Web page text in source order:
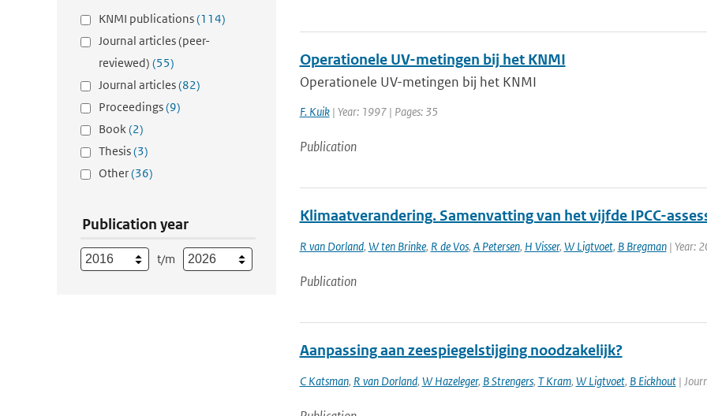
KNMI publications(114)
Journal articles (peer-
reviewed) (55)
Journal articles(82)
Proceedings(9)
Book(2)
Thesis(3)
Other(36)
Publication year
t/m
Operationele UV-metingen bij het KNMI
Operationele UV-metingen bij het KNMI
F. Kuik| Year: 1997 | Pages: 35
Publication
Klimaatverandering. Samenvatting van het vijfde IPCC-
R van Dorland, W ten Brinke, R de Vos, A Petersen, H Visser, W Ligtvoet, B Bregman| Year:
Publication
Aanpassing aan zeespiegelstijging noodzakelijk?
C Katsman, R van Dorland, W Hazeleger, B Strengers, T Kram, W Ligtvoet, B Eickhout|